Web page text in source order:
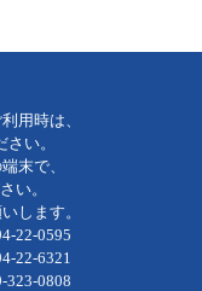
用時は、
い。
末で、
い。
します。
0595
0808